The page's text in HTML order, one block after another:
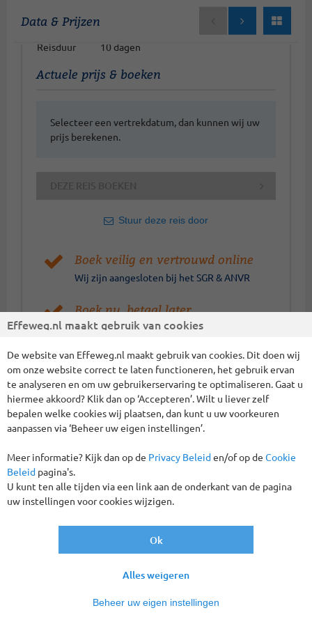
Data & Prijzen
Bestemming
Reisduur
10 dagen
Actuele prijs & boeken
Selecteer een vertrekdatum, dan kunnen wij uw
prijs berekenen.
Stuur deze reis door
Boek veilig en vertrouwd online
Wij zijn aangesloten bij het SGR & ANVR
Boek nu, betaal later
Wel zo fijn. Betalen wanneer het u uitkomt,
Persoonlijke klantenservice
Onze medewerkers staan u graag te woord
bij vragen
Inbegrepen
Overtocht IJmuiden - Newcastle v.v. in een 2-
persoons binnenhut met douche en toilet
7 overnachtingen in middenklasse hotels in
Schotland
7 maal ontbijt (niet aan boord van de ferry)
7 maal diner (niet aan boord van de ferry)
Koffie of thee op het verzamelpunt op dag 1
Effeweg.nl maakt gebruik van cookies
De website van Effeweg.nl maakt gebruik van cookies. Dit doen wij
om onze website correct te laten functioneren, het gebruik ervan
te analyseren en om uw gebruikerservaring te optimaliseren. Gaat u
hiermee akkoord? Klik dan op ‘Accepteren’. Wilt u liever zelf
bepalen welke cookies wij plaatsen, dan kunt u uw voorkeuren
aanpassen via ‘Beheer uw eigen instellingen’.
Meer informatie? Kijk dan op de Privacy Beleiden/of op de Cookie
Beleid pagina's.
U kunt ten alle tijden via een link aan de onderkant van de pagina
uw instellingen voor cookies wijzigen.
Beheer uw eigen instellingen
Alles weigeren
Ok